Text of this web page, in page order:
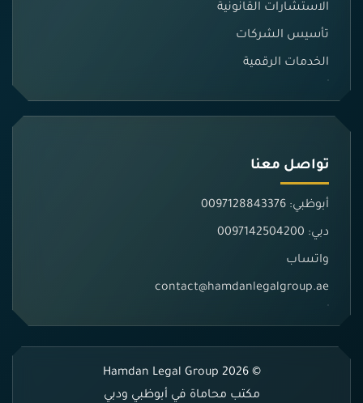
الاستشارات القانونية
تأسيس الشركات
الخدمات الرقمية
تواصل معنا
أبوظبي: 0097128843376
دبي: 0097142504200
واتساب
contact@hamdanlegalgroup.ae
© 2026 Hamdan Legal Group
مكتب محاماة في أبوظبي ودبي